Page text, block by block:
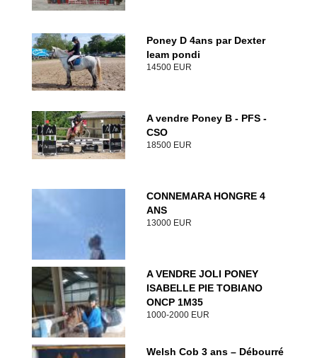
Poney D 4ans par Dexter
leam pondi
14500 EUR
A vendre Poney B - PFS -
CSO
18500 EUR
CONNEMARA HONGRE 4
ANS
13000 EUR
A VENDRE JOLI PONEY
ISABELLE PIE TOBIANO
ONCP 1M35
1000-2000 EUR
Welsh Cob 3 ans – Débourré